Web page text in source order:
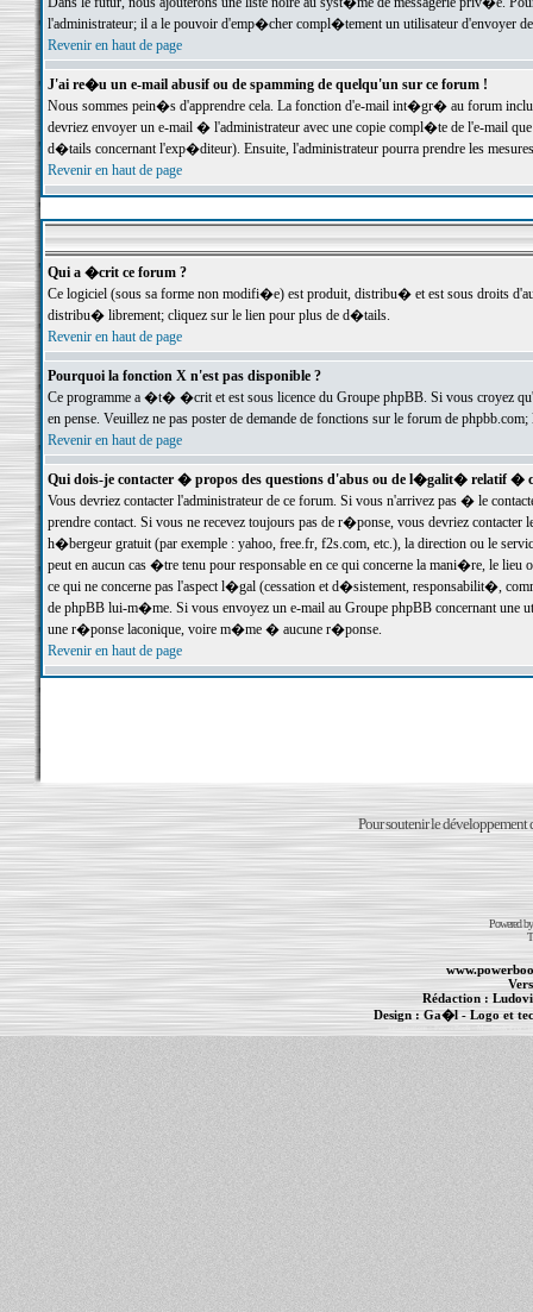
l'administrateur; il a le pouvoir d'emp�cher compl�tement un utilisateur d'envoyer
Revenir en haut de page
J'ai re�u un e-mail abusif ou de spamming de quelqu'un sur ce forum !
Nous sommes pein�s d'apprendre cela. La fonction d'e-mail int�gr� au forum inclut
devriez envoyer un e-mail � l'administrateur avec une copie compl�te de l'e-mail
d�tails concernant l'exp�diteur). Ensuite, l'administrateur pourra prendre les
Revenir en haut de page
Qui a �crit ce forum ?
Ce logiciel (sous sa forme non modifi�e) est produit, distribu� et est sous droits
distribu� librement; cliquez sur le lien pour plus de d�tails.
Revenir en haut de page
Pourquoi la fonction X n'est pas disponible ?
Ce programme a �t� �crit et est sous licence du Groupe phpBB. Si vous croyez
en pense. Veuillez ne pas poster de demande de fonctions sur le forum de
Revenir en haut de page
Qui dois-je contacter � propos des questions d'abus ou de l�galit� relatif �
Vous devriez contacter l'administrateur de ce forum. Si vous n'arrivez pas � le
prendre contact. Si vous ne recevez toujours pas de r�ponse, vous devriez
h�bergeur gratuit (par exemple : yahoo, free.fr, f2s.com, etc.), la direction ou le
peut en aucun cas �tre tenu pour responsable en ce qui concerne la mani�re, le
ce qui ne concerne pas l'aspect l�gal (cessation et d�sistement, responsabilit�,
de phpBB lui-m�me. Si vous envoyez un e-mail au Groupe phpBB concernant une
une r�ponse laconique, voire m�me � aucune r�ponse.
Revenir en haut de page
Pour soutenir le développement
Powered
Rédaction :
Design :Ga�l- Logo et
Informations :